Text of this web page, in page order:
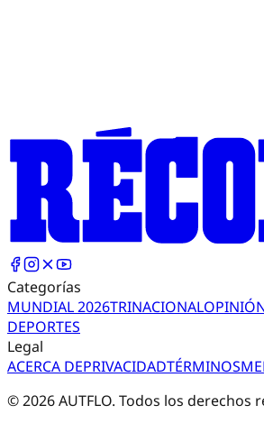
Categorías
MUNDIAL 2026TRINACIONAL
DEPORTES
Legal
ACERCA DEPRIVACIDADTÉRMINOS
©2026AUTFLO. Todos los derechos